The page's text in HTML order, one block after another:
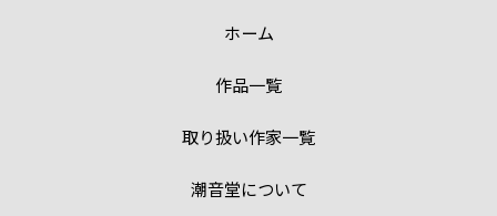
ホーム
作品一覧
取り扱い作家一覧
潮音堂について